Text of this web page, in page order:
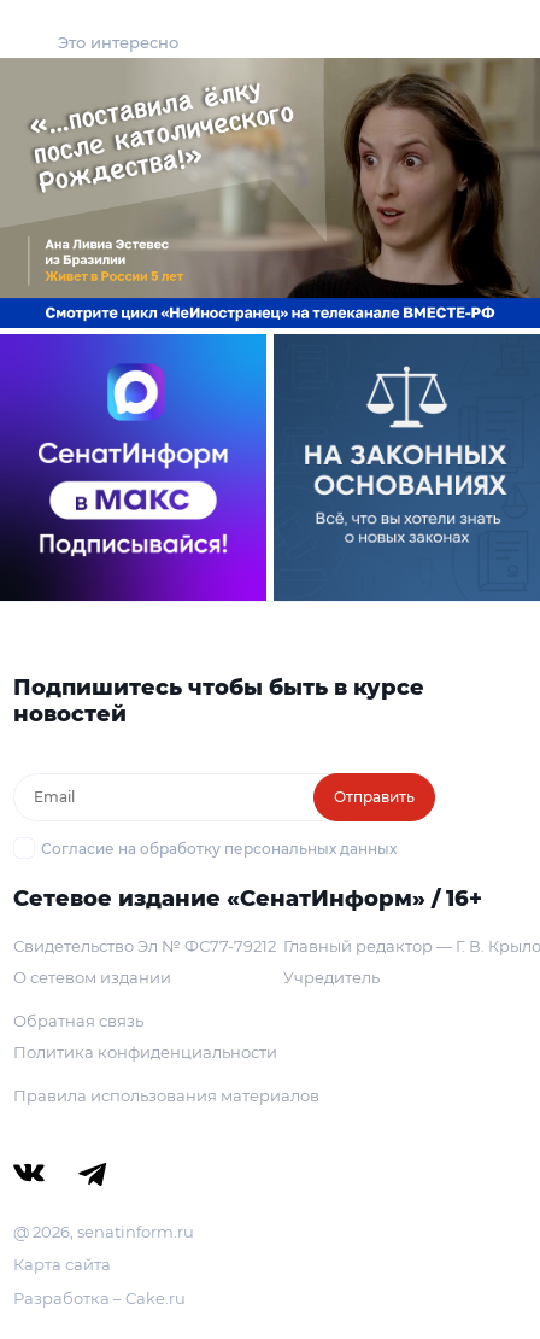
Это интересно
Подпишитесь чтобы быть в курсе
новостей
Отправить
Согласие на обработку персональных данных
Сетевое издание «СенатИнформ» / 16+
Свидетельство Эл № ФС77-79212
О сетевом издании
Главный редактор — Г. В.
Учредитель
Обратная связь
Политика конфиденциальности
Правила использования материалов
@ 2026, senatinform.ru
Карта сайта
Разработка – Cake.ru